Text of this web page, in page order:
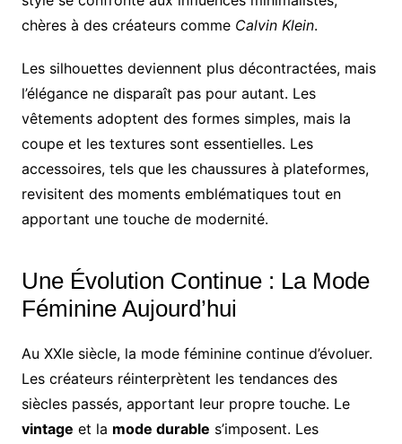
chères à des créateurs comme Calvin Klein.
Les silhouettes deviennent plus décontractées, mais
l’élégance ne disparaît pas pour autant. Les
vêtements adoptent des formes simples, mais la
coupe et les textures sont essentielles. Les
accessoires, tels que les chaussures à plateformes,
revisitent des moments emblématiques tout en
apportant une touche de modernité.
Une Évolution Continue : La Mode
Féminine Aujourd’hui
Au XXIe siècle, la mode féminine continue d’évoluer.
Les créateurs réinterprètent les tendances des
siècles passés, apportant leur propre touche. Le
vintage et la mode durable s’imposent. Les